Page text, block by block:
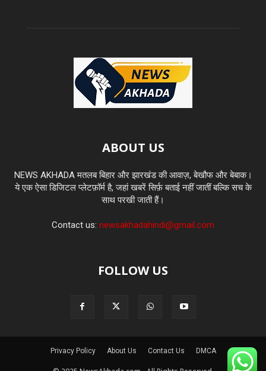
ABOUT US
NEWS AKHADA मतलब बिहार और झारखंड की आवाज़, बेखौफ और बेबाक।
ये एक ऐसा डिजिटल प्लेटफ़ॉर्म है, जहां खबरें सिर्फ़ बताई नहीं जातीं बल्कि सच के
साथ परखी जाती हैं।
Contact us: newsakhadahindi@gmail.com
FOLLOW US
Privacy Policy About Us Contact Us DMCA